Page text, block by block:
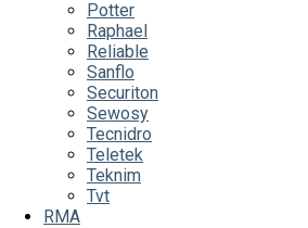
Potter
Raphael
Reliable
Sanflo
Securiton
Sewosy
Tecnidro
Teletek
Teknim
Tvt
RMA